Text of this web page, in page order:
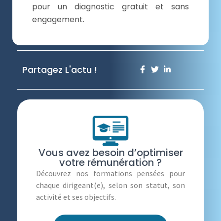
pour un diagnostic gratuit et sans
engagement.
Partagez L'actu !
Vous avez besoin d’optimiser
votre rémunération ?
Découvrez nos formations pensées pour
chaque dirigeant(e), selon son statut, son
activité et ses objectifs.